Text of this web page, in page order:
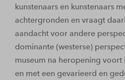
kunstenaars en kunstenaars
achtergronden en vraagt
aandacht voor andere
dominante (westerse)
museum na heropening
en met een gevarieerd en